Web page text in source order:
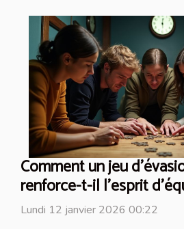
Comment un jeu
renforce-t-il l'esprit
Lundi 12 janvier 2026 00:22